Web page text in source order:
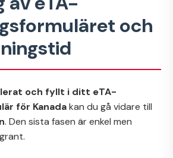
och
och fyllt i ditt eTA-
för Kanadakan du gå vidare till
. Den sista fasen är enkel men